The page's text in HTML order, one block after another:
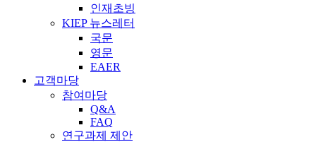
인재초빙
KIEP 뉴스레터
국문
영문
EAER
고객마당
참여마당
Q&A
FAQ
연구과제 제안